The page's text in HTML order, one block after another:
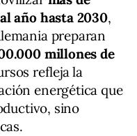
año hasta 2030,
preparan
millones de
refleja la
energética que
sino